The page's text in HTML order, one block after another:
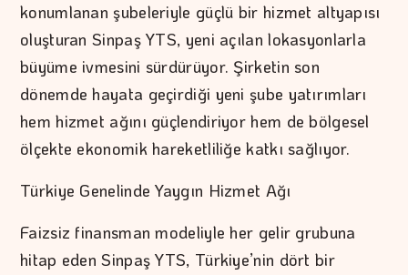
konumlanan şubeleriyle güçlü bir hizmet altyapısı
oluşturan Sinpaş YTS, yeni açılan lokasyonlarla
büyüme ivmesini sürdürüyor. Şirketin son
dönemde hayata geçirdiği yeni şube yatırımları
hem hizmet ağını güçlendiriyor hem de bölgesel
ölçekte ekonomik hareketliliğe katkı sağlıyor.
Türkiye Genelinde Yaygın Hizmet Ağı
Faizsiz finansman modeliyle her gelir grubuna
hitap eden Sinpaş YTS, Türkiye’nin dört bir